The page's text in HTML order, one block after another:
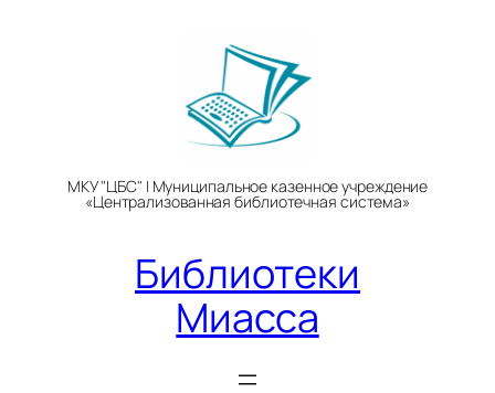
МКУ "ЦБС" | Муниципальное казенное учреждение
«Централизованная библиотечная система»
Библиотеки
Миасса